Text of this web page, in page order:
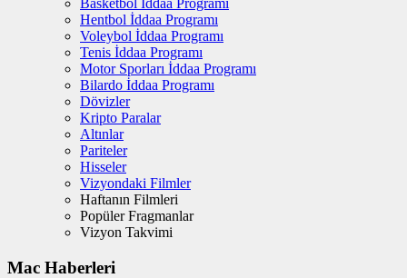
Basketbol İddaa Programı
Hentbol İddaa Programı
Voleybol İddaa Programı
Tenis İddaa Programı
Motor Sporları İddaa Programı
Bilardo İddaa Programı
Dövizler
Kripto Paralar
Altınlar
Pariteler
Hisseler
Vizyondaki Filmler
Haftanın Filmleri
Popüler Fragmanlar
Vizyon Takvimi
Mac Haberleri